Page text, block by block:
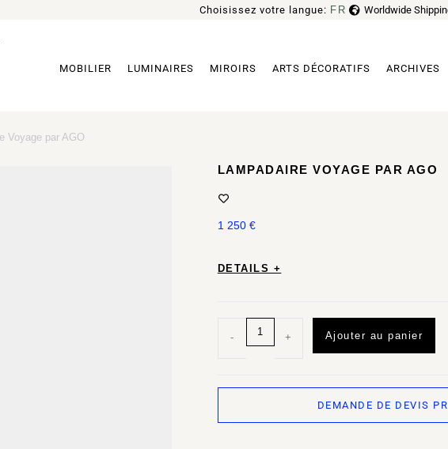
Choisissez votre langue: FR
EN Worldwide
MOBILIER LUMINAIRES MIROIRS ARTS DÉCORATIFS ARCHIVES
Voyage par AGO
LAMPADAIRE VOYAGE PAR AGO
1 250 €
DETAILS +
- + Ajouter au panier
DEMANDE DE DEVIS